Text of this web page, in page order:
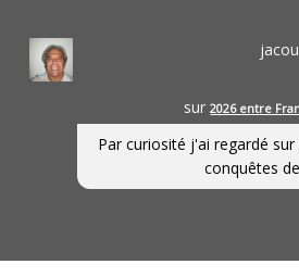
jacou
sur2026 entre
Par curiosité j'ai regardé
conquêtes